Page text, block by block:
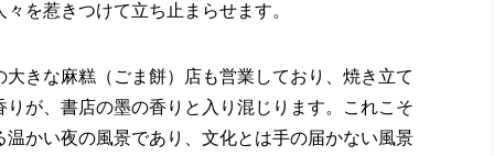
を惹きつけて立ち止まらせます。
大きな麻糕（ごま餅）店も営業しており、焼き立て
りが、書店の墨の香りと入り混じります。これこそ
温かい夜の風景であり、文化とは手の届かない風景